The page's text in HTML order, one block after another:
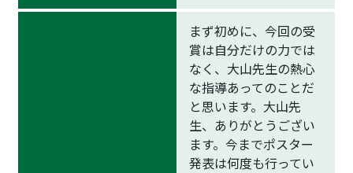
まず初めに、今回の受
賞は自分だけの力では
なく、大山先生の熱心
な指導あってのことだ
と思います。大山先
生、ありがとうござい
ます。今までポスター
発表は何度も行ってい